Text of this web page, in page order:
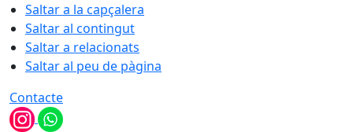
Saltar a la capçalera
Saltar al contingut
Saltar a relacionats
Saltar al peu de pàgina
Contacte